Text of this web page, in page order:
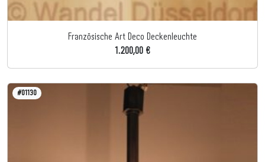
Französische Art Deco Deckenleuchte
1.200,00 €
#01130